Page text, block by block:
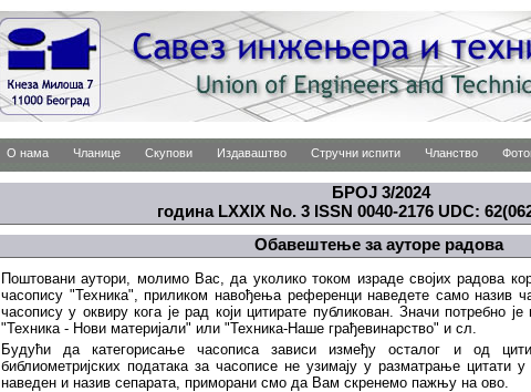
О нама Чланице Скупови Издаваштво Стручни испити Чланство
БРОЈ 3/2024
година LXXIX No. 3 ISSN 0040-2176 UDC:
Обавештење за ауторе радова
Поштовани аутори, молимо Вас, да уколико током израде својих радова
часопису "Техника", приликом навођења референци наведете само назив
часопису у оквиру кога је рад који цитирате публикован. Значи потребно
"Техника - Нови материјали" или "Техника-Наше грађевинарство" и сл.
Будући да категорисање часописа зависи између осталог и од
библиометријских података за часописе не узимају у разматрање цитати
наведен и назив сепарата, приморани смо да Вам скренемо пажњу на ово.